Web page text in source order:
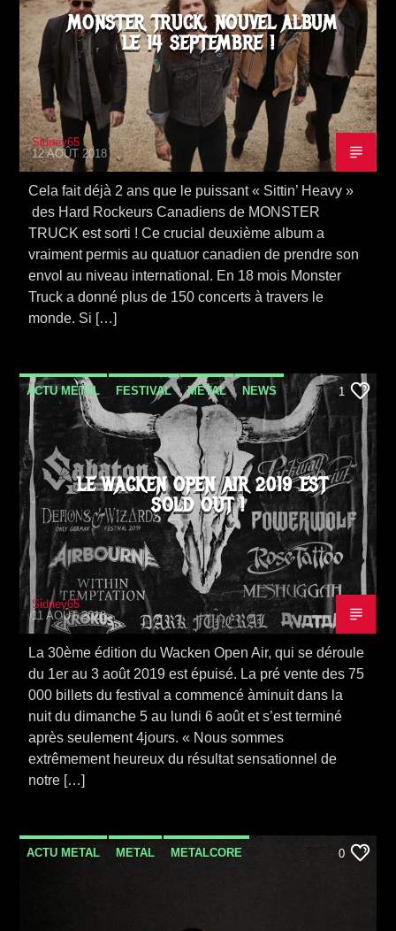
MONSTER TRUCK, NOUVEL ALBUM
LE 14 SEPTEMBRE !
Sidney65
12 AOÛT 2018
Cela fait déjà 2 ans que le puissant « Sittin’ Heavy »
des Hard Rockeurs Canadiens de MONSTER
TRUCK est sorti ! Ce crucial deuxième album a
vraiment permis au quatuor canadien de prendre son
envol au niveau international. En 18 mois Monster
Truck a donné plus de 150 concerts à travers le
monde. Si […]
ACTU METAL FESTIVAL METAL NEWS 1
LE WACKEN OPEN AIR 2019 EST
SOLD OUT !
Sidney65
11 AOÛT 2018
La 30ème édition du Wacken Open Air, qui se déroule
du 1er au 3 août 2019 est épuisé. La pré vente des 75
000 billets du festival a commencé àminuit dans la
nuit du dimanche 5 au lundi 6 août et s’est terminé
après seulement 4jours. « Nous sommes
extrêmement heureux du résultat sensationnel de
notre […]
ACTU METAL METAL METALCORE 0